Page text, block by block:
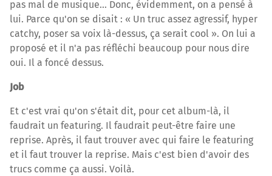
pas mal de musique... Donc, évidemment, on a pensé à
lui. Parce qu'on se disait : « Un truc assez agressif, hyper
catchy, poser sa voix là-dessus, ça serait cool ». On lui a
proposé et il n'a pas réfléchi beaucoup pour nous dire
oui. Il a foncé dessus.
Job
Et c'est vrai qu'on s'était dit, pour cet album-là, il
faudrait un featuring. Il faudrait peut-être faire une
reprise. Après, il faut trouver avec qui faire le featuring
et il faut trouver la reprise. Mais c'est bien d'avoir des
trucs comme ça aussi. Voilà.